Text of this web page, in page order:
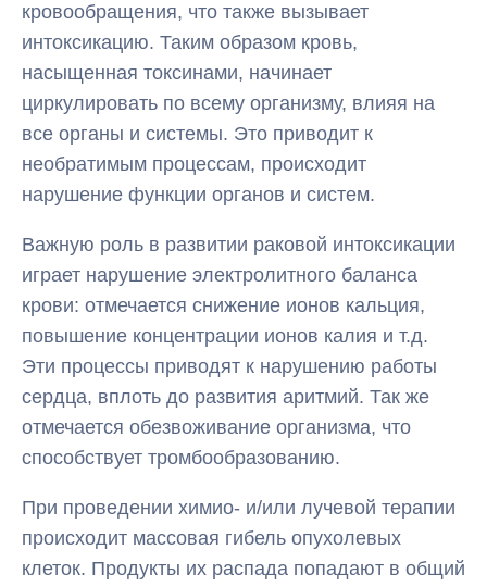
кровообращения, что также вызывает
интоксикацию. Таким образом кровь,
насыщенная токсинами, начинает
циркулировать по всему организму, влияя на
все органы и системы. Это приводит к
необратимым процессам, происходит
нарушение функции органов и систем.
Важную роль в развитии раковой интоксикации
играет нарушение электролитного баланса
крови: отмечается снижение ионов кальция,
повышение концентрации ионов калия и т.д.
Эти процессы приводят к нарушению работы
сердца, вплоть до развития аритмий. Так же
отмечается обезвоживание организма, что
способствует тромбообразованию.
При проведении химио- и/или лучевой терапии
происходит массовая гибель опухолевых
клеток. Продукты их распада попадают в общий